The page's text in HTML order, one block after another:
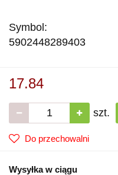
Symbol:
5902448289403
17.84
szt.
Do przechowalni
Wysyłka w ciągu